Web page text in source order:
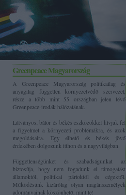
Greenpeace Magyarország
A Greenpeace Magyarország politikailag és
anyagilag független környezetvédő szervezet,
része a több mint 55 országban jelen lévő
Greenpeace-irodák hálózatának.
Látványos, bátor és békés eszközökkel hívjuk fel
a figyelmet a környezeti problémákra, és azok
megoldásaira. Egy élhető és békés jövő
érdekében dolgozunk itthon és a nagyvilágban.
Függetlenségünket és szabadságunkat az
biztosítja, hogy nem fogadunk el támogatást
államoktól, politikai pártoktól és cégektől.
Működésünk kizárólag olyan magánszemélyek
adományainak köszönhető, mint te!